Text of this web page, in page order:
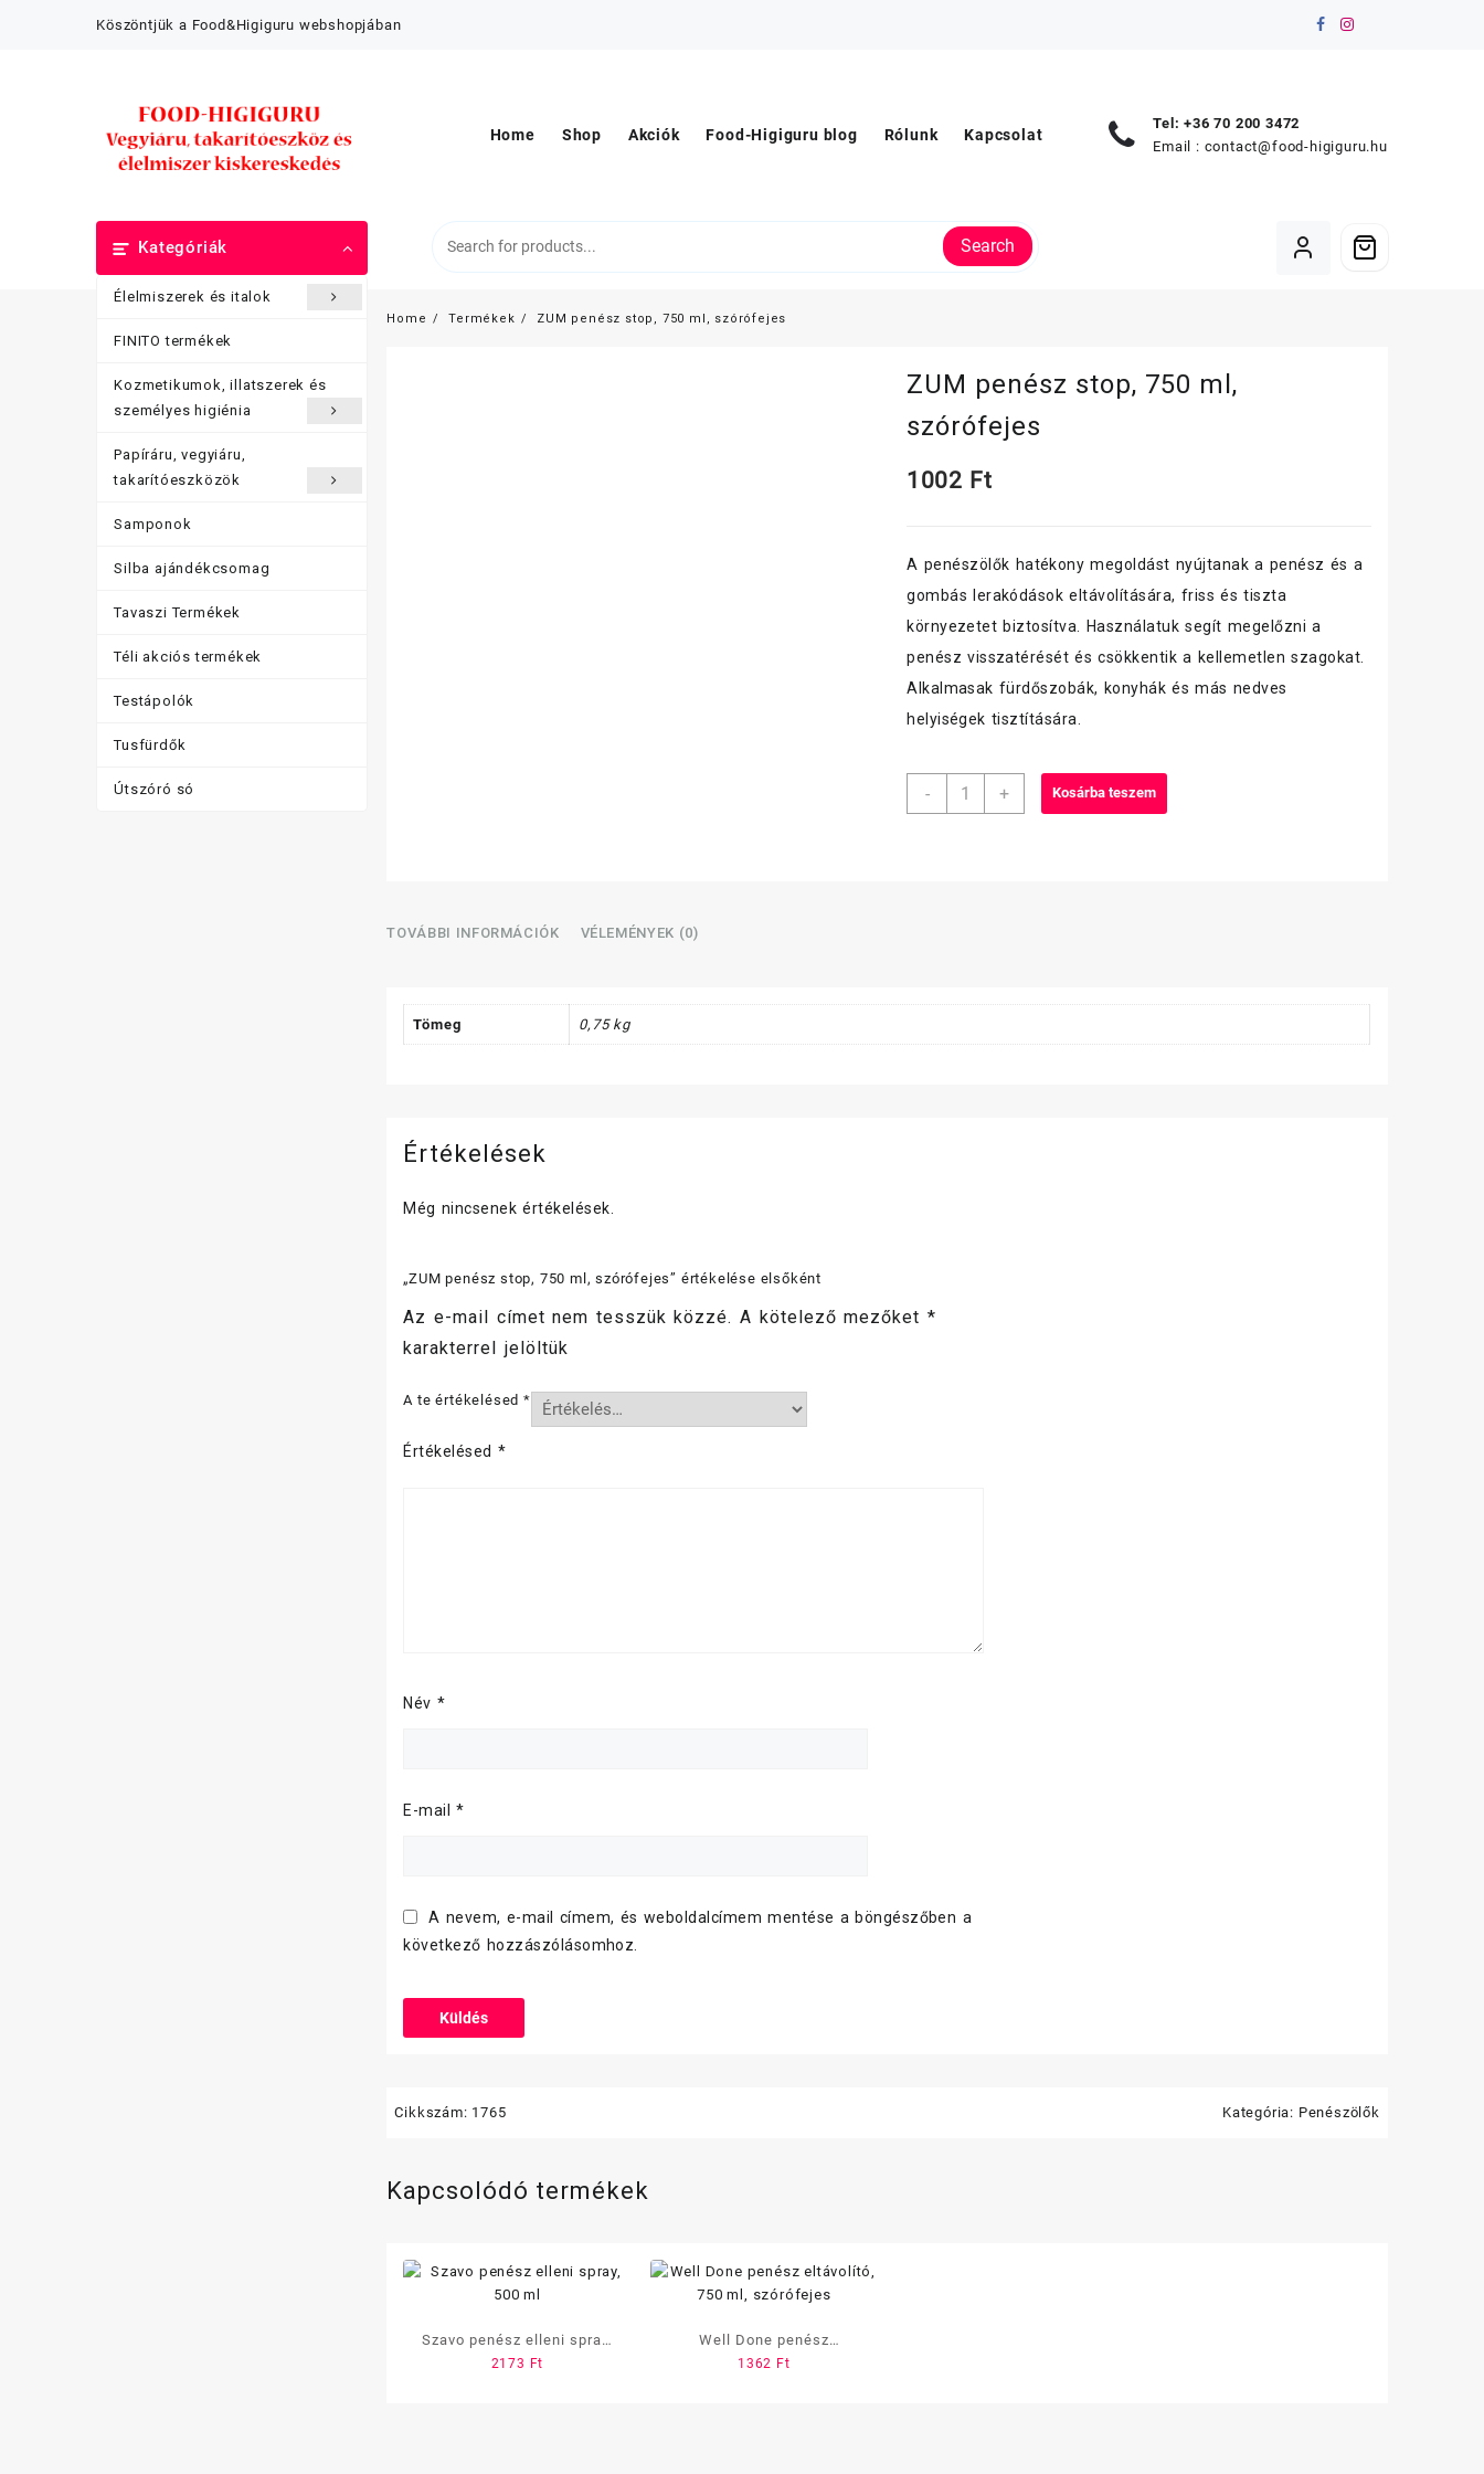
Köszöntjük a Food&Higiguru webshopjában
Home Shop Akciók Food-Higiguru blog Rólunk Kapcsolat
Tel: +36 70 200 3472
Email : contact@food-higiguru.hu
Kategóriák
Élelmiszerek és italok
FINITO termékek
Kozmetikumok, illatszerek és
személyes higiénia
Papíráru, vegyiáru,
takarítóeszközök
Samponok
Silba ajándékcsomag
Tavaszi Termékek
Téli akciós termékek
Testápolók
Tusfürdők
Útszóró só
Search
Home Termékek ZUM penész stop, 750 ml, szórófejes
ZUM penész stop, 750 ml,
szórófejes
1002 Ft
A penészölők hatékony megoldást nyújtanak a penész és a
gombás lerakódások eltávolítására, friss és tiszta
környezetet biztosítva. Használatuk segít megelőzni a
penész visszatérését és csökkentik a kellemetlen szagokat.
Alkalmasak fürdőszobák, konyhák és más nedves
helyiségek tisztítására.
-
ZUM
+ Kosárba teszem
TOVÁBBI INFORMÁCIÓK VÉLEMÉNYEK (0)
Tömeg 0,75 kg
Értékelések
Még nincsenek értékelések.
„ZUM penész stop, 750 ml, szórófejes” értékelése elsőként
Az e-mail címet nem tesszük közzé. A kötelező mezőket *
karakterrel jelöltük
A te értékelésed *
Értékelésed *
Név *
E-mail*
A nevem, e-mail címem, és weboldalcímem mentése a böngészőben a
következő hozzászólásomhoz.
Cikkszám: 1765 Kategória: Penészölők
Kapcsolódó termékek
Szavo penész elleni spray,
500 ml
2173 Ft
Well Done penész
eltávolító, 750 ml,
1362 Ft